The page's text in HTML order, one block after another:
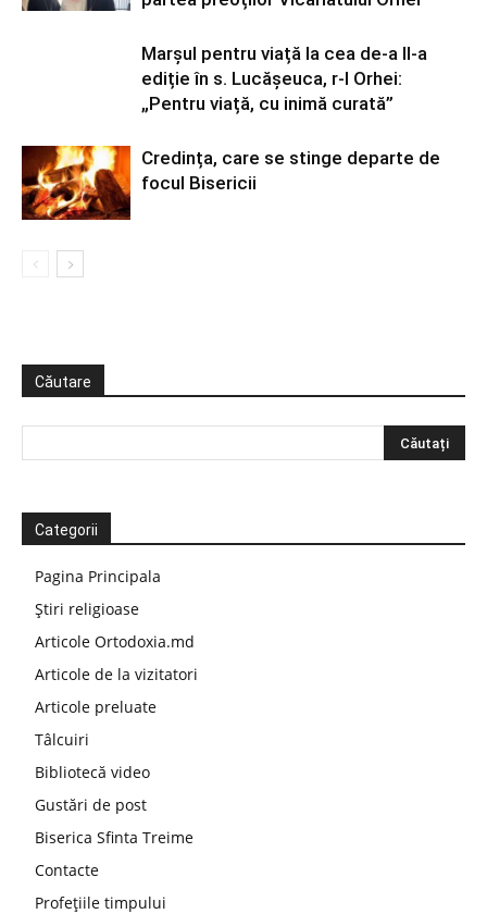
Marșul pentru viață la cea de-a II-a
ediție în s. Lucășeuca, r-l Orhei:
„Pentru viață, cu inimă curată”
Credința, care se stinge departe de
focul Bisericii
Căutare
Categorii
Pagina Principala
Știri religioase
Articole Ortodoxia.md
Articole de la vizitatori
Articole preluate
Tâlcuiri
Bibliotecă video
Gustări de post
Biserica Sfinta Treime
Contacte
Profețiile timpului